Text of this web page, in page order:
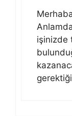
işinizde